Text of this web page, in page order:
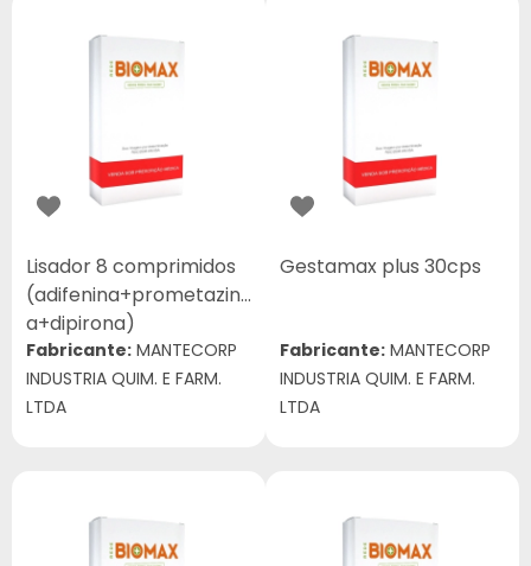
Lisador 8 comprimidos
(adifenina+prometazin
a+dipirona)
Fabricante: MANTECORP
INDUSTRIA QUIM. E FARM.
LTDA
Gestamax plus 30cps
Fabricante: MANTECORP
INDUSTRIA QUIM. E FARM.
LTDA